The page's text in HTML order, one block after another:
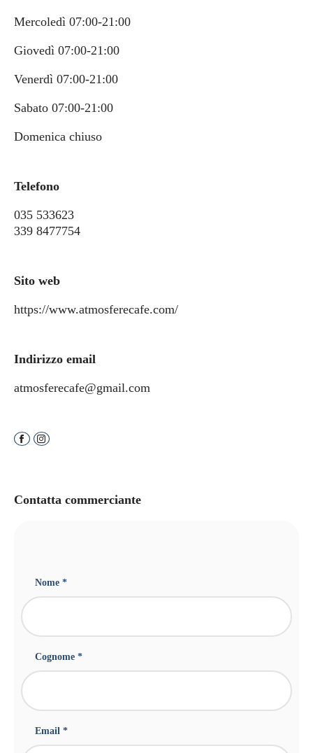
Mercoledì 07:00-21:00
Giovedì 07:00-21:00
Venerdì 07:00-21:00
Sabato 07:00-21:00
Domenica chiuso
Telefono
035 533623
339 8477754
Sito web
https://www.atmosferecafe.com/
Indirizzo email
atmosferecafe@gmail.com
Contatta commerciante
Nome *
Cognome *
Email *